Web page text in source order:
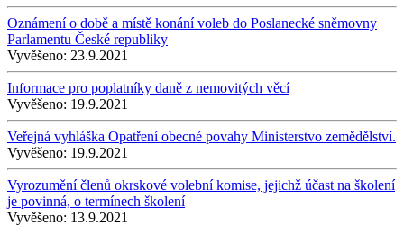
Oznámení o době a místě konání voleb do Poslanecké sněmovny
Parlamentu České republiky
Vyvěšeno: 23.9.2021
Informace pro poplatníky daně z nemovitých věcí
Vyvěšeno: 19.9.2021
Veřejná vyhláška Opatření obecné povahy Ministerstvo zemědělství.
Vyvěšeno: 19.9.2021
Vyrozumění členů okrskové volební komise, jejichž účast na školení
je povinná, o termínech školení
Vyvěšeno: 13.9.2021